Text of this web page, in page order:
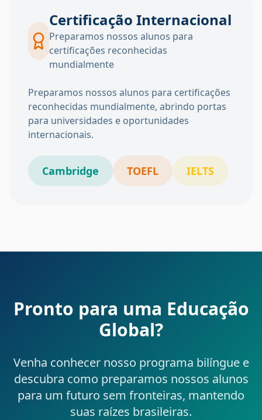
Certificação Internacional
Preparamos nossos alunos para
certificações reconhecidas
mundialmente
Preparamos nossos alunos para certificações
reconhecidas mundialmente, abrindo portas
para universidades e oportunidades
internacionais.
Cambridge TOEFL IELTS
Pronto para uma Educação
Global?
Venha conhecer nosso programa bilíngue e
descubra como preparamos nossos alunos
para um futuro sem fronteiras, mantendo
suas raízes brasileiras.